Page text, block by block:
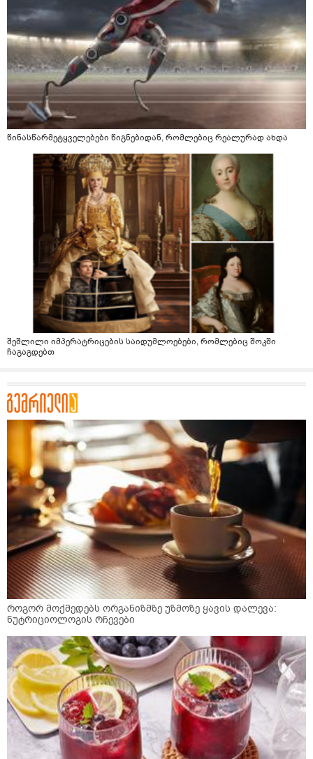
წინასწარმეტყველებები წიგნებიდან, რომლებიც რეალურად ახდა
შეშლილი იმპერატრიცების საიდუმლოებები, რომლებიც შოკში
ჩაგაგდებთ
როგორ მოქმედებს ორგანიზმზე უზმოზე ყავის დალევა:
ნუტრიციოლოგის რჩევები